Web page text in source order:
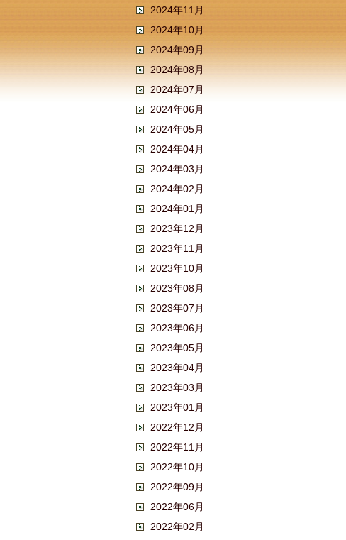
2024年11月
2024年10月
2024年09月
2024年08月
2024年07月
2024年06月
2024年05月
2024年04月
2024年03月
2024年02月
2024年01月
2023年12月
2023年11月
2023年10月
2023年08月
2023年07月
2023年06月
2023年05月
2023年04月
2023年03月
2023年01月
2022年12月
2022年11月
2022年10月
2022年09月
2022年06月
2022年02月